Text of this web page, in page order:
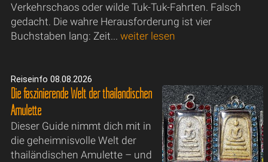
Verkehrschaos oder wilde Tuk-Tuk-Fahrten. Falsch
gedacht. Die wahre Herausforderung ist vier
Buchstaben lang: Zeit... weiter lesen
Reiseinfo 08.08.2026
Die faszinierende Welt der thailändischen
Amulette
Dieser Guide nimmt dich mit in
die geheimnisvolle Welt der
thailändischen Amulette – und